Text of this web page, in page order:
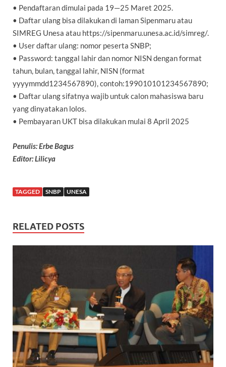
• Pendaftaran dimulai pada 19—25 Maret 2025.
• Daftar ulang bisa dilakukan di laman Sipenmaru atau
SIMREG Unesa atau https://sipenmaru.unesa.ac.id/simreg/.
• User daftar ulang: nomor peserta SNBP;
• Password: tanggal lahir dan nomor NISN dengan format
tahun, bulan, tanggal lahir, NISN (format
yyyymmdd1234567890), contoh:199010101234567890;
• Daftar ulang sifatnya wajib untuk calon mahasiswa baru
yang dinyatakan lolos.
• Pembayaran UKT bisa dilakukan mulai 8 April 2025
Penulis: Erbe Bagus
Editor: Lilicya
TAGGED SNBP UNESA
RELATED POSTS